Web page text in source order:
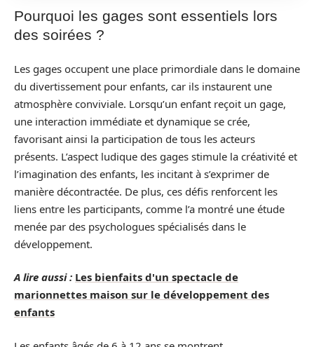
Pourquoi les gages sont essentiels lors
des soirées ?
Les gages occupent une place primordiale dans le domaine
du divertissement pour enfants, car ils instaurent une
atmosphère conviviale. Lorsqu’un enfant reçoit un gage,
une interaction immédiate et dynamique se crée,
favorisant ainsi la participation de tous les acteurs
présents. L’aspect ludique des gages stimule la créativité et
l’imagination des enfants, les incitant à s’exprimer de
manière décontractée. De plus, ces défis renforcent les
liens entre les participants, comme l’a montré une étude
menée par des psychologues spécialisés dans le
développement.
A lire aussi : Les bienfaits d'un spectacle de
marionnettes maison sur le développement des
enfants